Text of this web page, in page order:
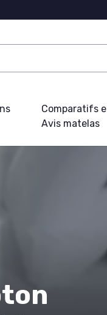
Comparatifs
Avis matelas